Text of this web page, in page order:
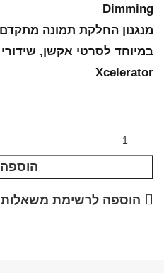
Dimming
מנגנון החלקת תמונה
Xcelerator
הוספה לרשימת משאלות